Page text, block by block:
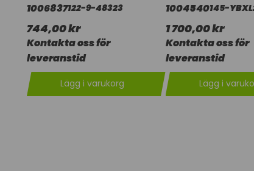
1006837122-9-48323
744,00 kr
Kontakta oss för
leveranstid
Lägg i varukorg
1004540145-
1 700,00 kr
Kontakta oss för
leveranstid
Lägg i